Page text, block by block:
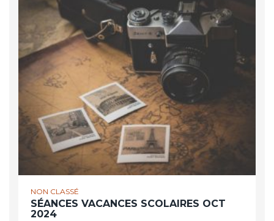
NON CLASSÉ
SÉANCES VACANCES SCOLAIRES OCT
2024